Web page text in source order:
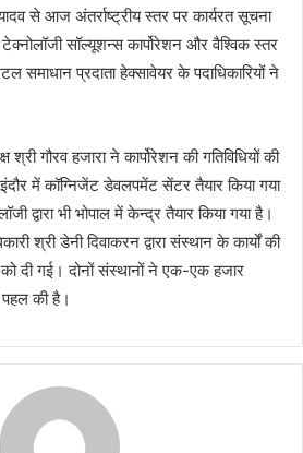
से आज अंतर्राष्ट्रीय स्तर पर कार्यरत सूचना
टेक्नोलॉजी सॉल्यूशन्स कार्पोरेशन और वैश्विक स्तर
समाधान प्रदाता हेक्सावेयर के पदाधिकारियों ने
श्री गौरव हजारा ने कार्पोरेशन की गतिविधियों की
इंदौर में कॉग्निजेंट डेवलपमेंट सेंटर तैयार किया गया
द्वारा भी भोपाल में केन्द्र तैयार किया गया है।
श्री डेनी दिवाकरन द्वारा संस्थान के कार्यों की
को दी गई। दोनों संस्थानों ने एक-एक हजार
पहल की है।